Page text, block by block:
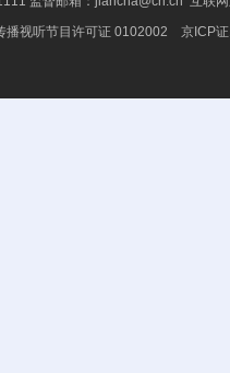
播视听节目许可证 0102002 京ICP